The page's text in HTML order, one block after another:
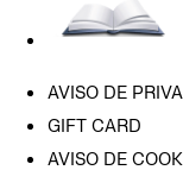
AVISO DE
GIFT CARD
AVISO DE